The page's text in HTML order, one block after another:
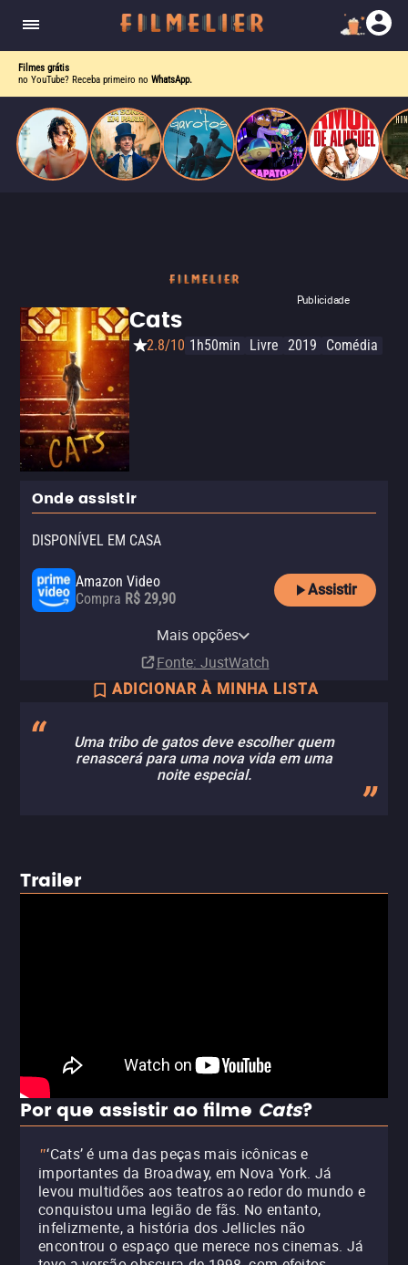
Filmes grátis
no YouTube? Receba primeiro no WhatsApp.
Publicidade
Cats
2.8/10 1h50min Livre 2019 Comédia
Onde assistir
DISPONÍVEL EM CASA
Amazon Video
Compra R$ 29,90
Assistir
R$ 29,90
R$ 6,90Mais opções
Fonte: JustWatch
ADICIONAR À MINHA LISTA
Uma tribo de gatos deve escolher quem
renascerá para uma nova vida em uma
noite especial.
Trailer
Por que assistir ao filme Cats?
"‘Cats’ é uma das peças mais icônicas e
importantes da Broadway, em Nova York. Já
levou multidões aos teatros ao redor do mundo e
conquistou uma legião de fãs. No entanto,
infelizmente, a história dos Jellicles não
encontrou o espaço que merece nos cinemas. Já
escrevia e a vida real começa a desaparecer.